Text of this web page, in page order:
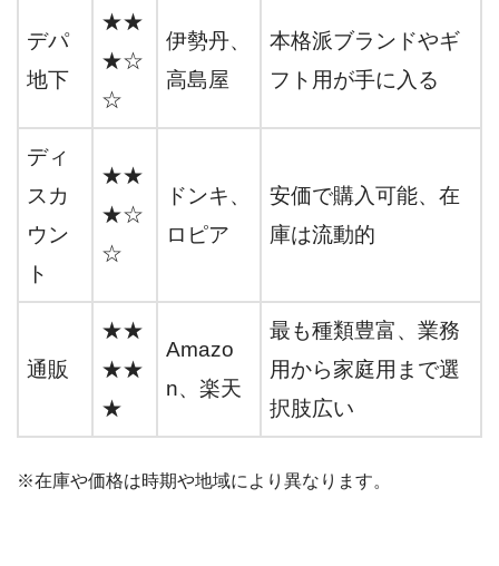
デパ
地下
★★
★☆
☆
伊勢丹、
高島屋
本格派ブランドやギ
フト用が手に入る
ディ
スカ
ウン
ト
★★
★☆
☆
ドンキ、
ロピア
安価で購入可能、在
庫は流動的
通販
★★
★★
★
Amazo
n、楽天
最も種類豊富、業務
用から家庭用まで選
択肢広い
※在庫や価格は時期や地域により異なります。